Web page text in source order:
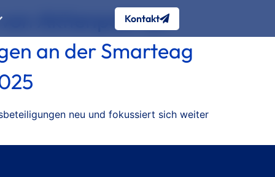
Kontakt
Aktienpakt an
an der Smarteag
neu und fokussiert sich weiter